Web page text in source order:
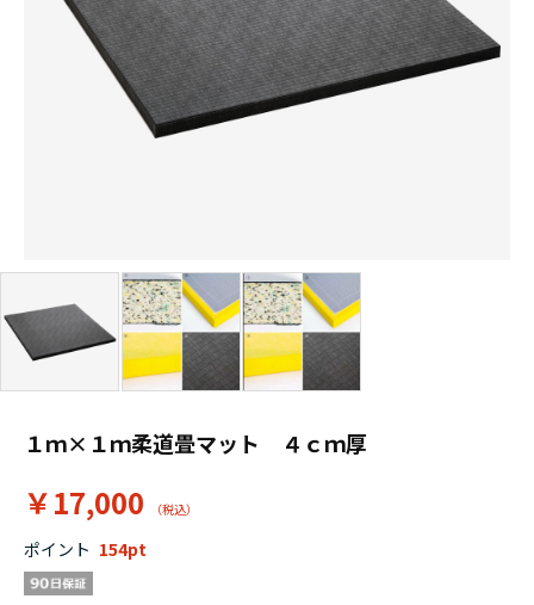
１ｍ×１ｍ柔道畳マット ４ｃｍ厚
￥17,000
ポイント 154